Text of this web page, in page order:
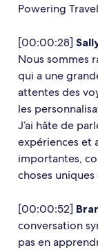
Powering
[00:00:28]
Nous sommes
qui a une
attentes des
les
J’ai hâte de
expériences et
importantes,
choses
[00:00:52]
conversation
pas en